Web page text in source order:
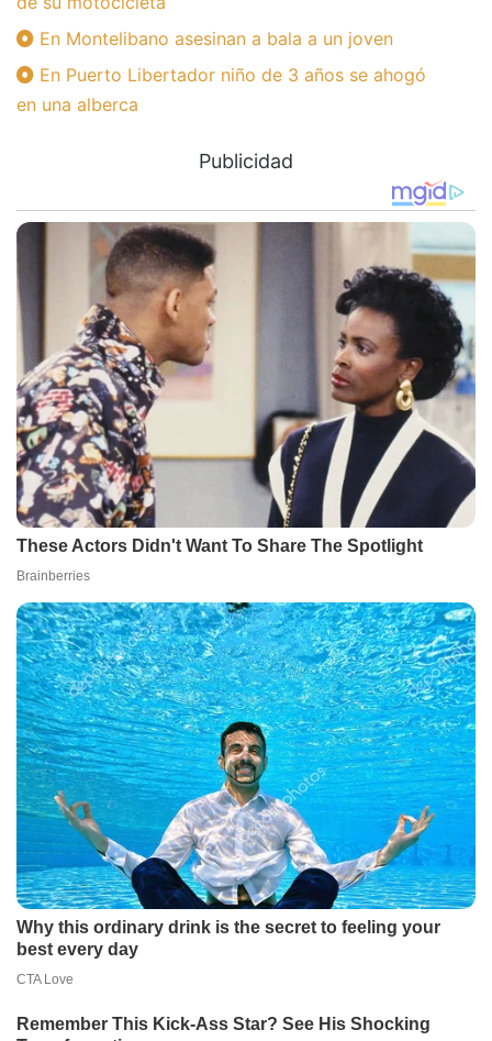
En Montelibano asesinan a bala a un joven
En Puerto Libertador niño de 3 años se ahogó
en una alberca
Publicidad